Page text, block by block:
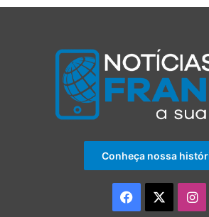
Conheça nossa
Facebook